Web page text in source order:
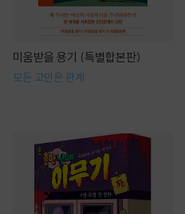
미움받을 용기 (특별합본판)
모든 고민은 관계